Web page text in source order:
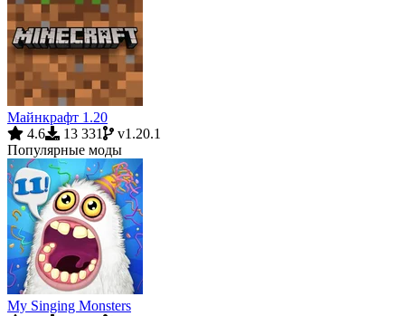
Майнкрафт 1.20
4.6
13 331
v1.20.1
Популярные моды
My Singing Monsters